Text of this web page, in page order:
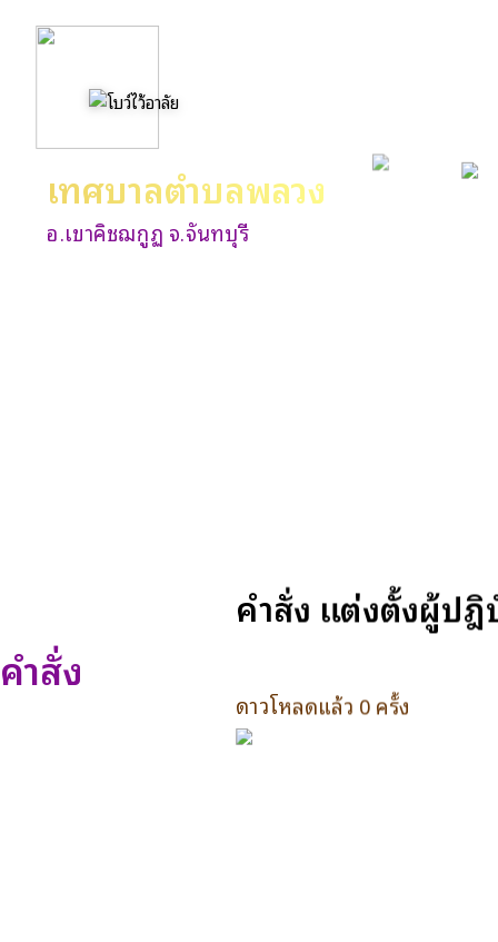
เทศบาลตำบลพลวง
อ.เขาคิชฌกูฏ จ.จันทบุรี
คำสั่ง
คำสั่ง แต่งตั้งผู้ปฎิ
ดาวโหลดแล้ว 0 ครั้ง